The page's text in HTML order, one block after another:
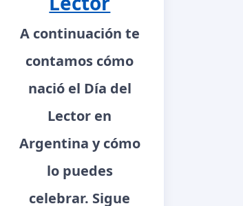
A continuación te
contamos cómo
nació el Día del
Lector en
Argentina y cómo
lo puedes
celebrar. Sigue